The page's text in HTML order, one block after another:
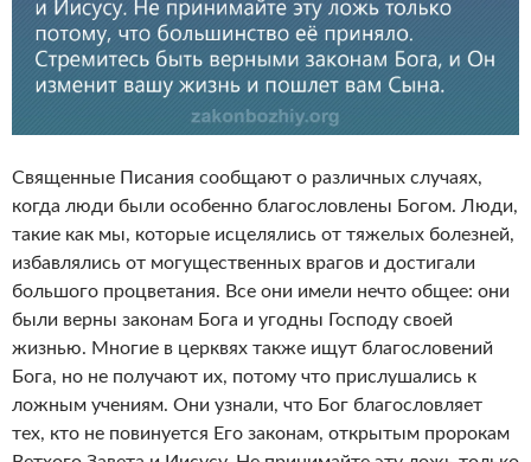
Священные Писания сообщают о различных случаях,
когда люди были особенно благословлены Богом. Люди,
такие как мы, которые исцелялись от тяжелых болезней,
избавлялись от могущественных врагов и достигали
большого процветания. Все они имели нечто общее: они
были верны законам Бога и угодны Господу своей
жизнью. Многие в церквях также ищут благословений
Бога, но не получают их, потому что прислушались к
ложным учениям. Они узнали, что Бог благословляет
тех, кто не повинуется Его законам, открытым пророкам